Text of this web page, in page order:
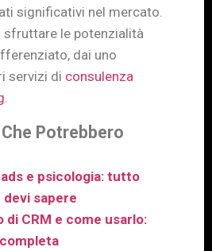
significativi nel mercato.
sfruttare le potenzialità
dai uno
servizi di consulenza
.
Potrebbero
e psicologia: tutto
sapere
di CRM e come usarlo: